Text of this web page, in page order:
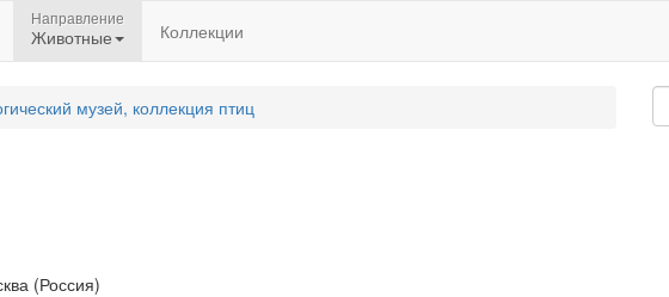
Направление
Животные Коллекции
музей, коллекция птиц
(Россия)